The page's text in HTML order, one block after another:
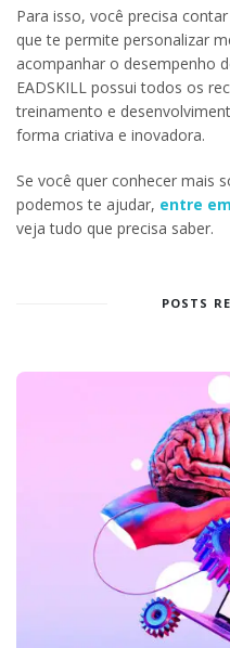
Para isso, você precisa
que te permite personalizar
acompanhar o desempenho
EADSKILL possui todos os
treinamento e
forma criativa e inovadora.
Se você quer conhecer mais
podemos te ajudar, entre
veja tudo que precisa saber.
POSTS